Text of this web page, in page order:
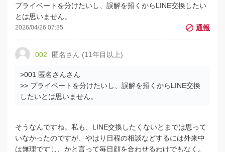
プライベートを分けたいし、誤解を招くからLINE交換したい
とは思いません。
2026/04/26 07:35
002 匿名さん (11年目以上)
>001 匿名さんさん
>> プライベートを分けたいし、誤解を招くからLINE交換
したいとは思いません。
そうなんですね。私も、LINE交換したくないとまでは思って
いなかったのですが、やはり日程の相談などするには外来中
は無理ですし、かと言って毎日顔を合わせるわけでもなく。